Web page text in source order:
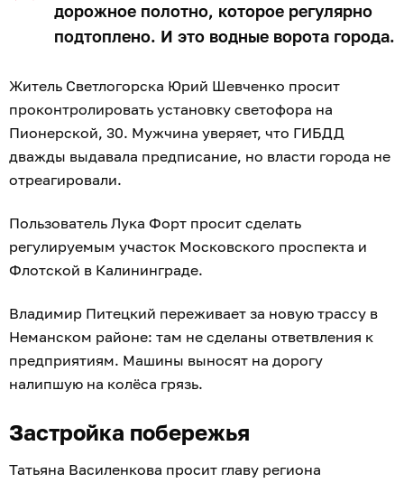
дорожное полотно, которое регулярно
подтоплено. И это водные ворота города.
Житель Светлогорска Юрий Шевченко просит
проконтролировать установку светофора на
Пионерской, 30. Мужчина уверяет, что ГИБДД
дважды выдавала предписание, но власти города не
отреагировали.
Пользователь Лука Форт просит сделать
регулируемым участок Московского проспекта и
Флотской в Калининграде.
Владимир Питецкий переживает за новую трассу в
Неманском районе: там не сделаны ответвления к
предприятиям. Машины выносят на дорогу
налипшую на колёса грязь.
Застройка побережья
Татьяна Василенкова просит главу региона